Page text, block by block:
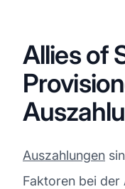
Allies of
Auszahlungen
Faktoren bei der